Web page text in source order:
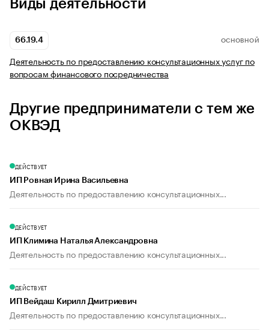
Виды деятельности
66.19.4 ОСНОВНОЙ
Деятельность по предоставлению консультационных услуг по
вопросам финансового посредничества
Другие предприниматели с тем же
ОКВЭД
ДЕЙСТВУЕТ
ИП Ровная Ирина Васильевна
Деятельность по предоставлению консультационных...
ДЕЙСТВУЕТ
ИП Климина Наталья Александровна
Деятельность по предоставлению консультационных...
ДЕЙСТВУЕТ
ИП Вейдаш Кирилл Дмитриевич
Деятельность по предоставлению консультационных...